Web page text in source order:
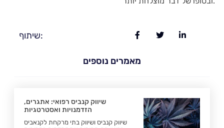
שיתוף:
מאמרים נוספים
שיווק קנביס רפואי: אתגרים,
הזדמנויות ואסטרטגיות
שיווק קנביס ושיווק בתי מרקחת לקנאביס